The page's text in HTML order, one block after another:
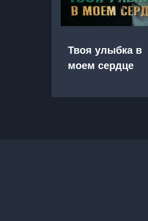
Твоя улыбка в
моем сердце